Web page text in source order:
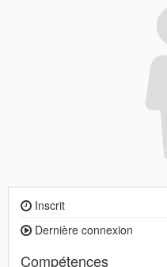
Inscrit
Dernière connexion
Compétences